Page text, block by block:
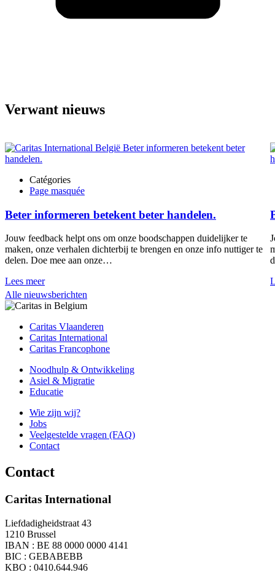
Verwant nieuws
Catégories
Page masquée
Beter informeren betekent beter handelen.
Jouw feedback helpt ons om onze boodschappen duidelijker te
maken, onze verhalen dichterbij te brengen en onze info nuttiger te
delen. Doe mee aan onze…
Lees meer
Alle nieuwsberichten
Caritas Vlaanderen
Caritas International
Caritas Francophone
Noodhulp & Ontwikkeling
Asiel & Migratie
Educatie
Wie zijn wij?
Jobs
Veelgestelde vragen (FAQ)
Contact
Contact
Caritas International
Liefdadigheidstraat 43
1210 Brussel
IBAN : BE 88 0000 0000 4141
BIC : GEBABEBB
KBO : 0410.644.946